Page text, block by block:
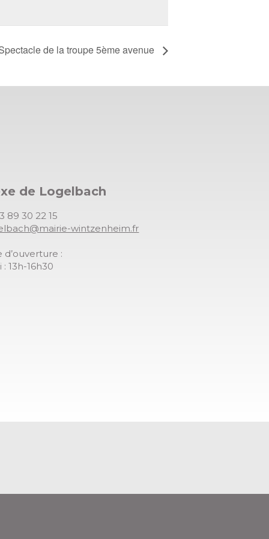
de la troupe 5ème avenue
de Logelbach
89 30 22 15
wintzenheim.fr
d’ouverture :
: 13h-16h30